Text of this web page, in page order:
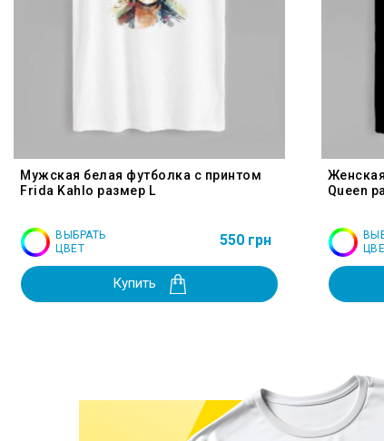
Мужская белая футболка с принтом
Frida Kahlo размер L
ВЫБРАТЬ
ЦВЕТ
550 грн
Купить
Queen